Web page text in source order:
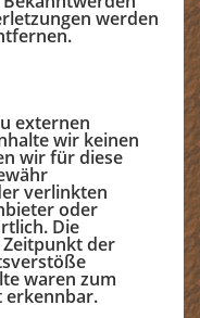
werden
externen
wir keinen
wir für diese
verlinkten
oder
Die
der
waren zum
erkennbar.